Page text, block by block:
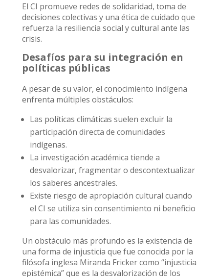
El CI promueve redes de solidaridad, toma de
decisiones colectivas y una ética de cuidado que
refuerza la resiliencia social y cultural ante las
crisis.
Desafíos para su integración en
políticas públicas
A pesar de su valor, el conocimiento indígena
enfrenta múltiples obstáculos:
Las políticas climáticas suelen excluir la
participación directa de comunidades
indígenas.
La investigación académica tiende a
desvalorizar, fragmentar o descontextualizar
los saberes ancestrales.
Existe riesgo de apropiación cultural cuando
el CI se utiliza sin consentimiento ni beneficio
para las comunidades.
Un obstáculo más profundo es la existencia de
una forma de injusticia que fue conocida por la
filósofa inglesa Miranda Fricker como “injusticia
epistémica” que es la desvalorización de los